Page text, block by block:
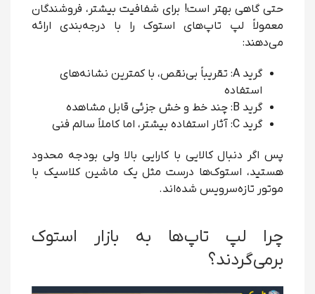
حتی گاهی بهتر است! برای شفافیت بیشتر، فروشندگان
معمولاً لپ تاپ‌های استوک را با درجه‌بندی ارائه
می‌دهند:
گرید A: تقریباً بی‌نقص، با کمترین نشانه‌های
استفاده
گرید B: چند خط و خش جزئی قابل مشاهده
گرید C: آثار استفاده بیشتر، اما کاملاً سالم فنی
پس اگر دنبال کالایی با کارایی بالا ولی بودجه محدود
هستید، استوک‌ها درست مثل یک ماشین کلاسیک با
موتور تازه‌سرویس شده‌اند.
چرا لپ تاپ‌ها به بازار استوک
برمی‌گردند؟